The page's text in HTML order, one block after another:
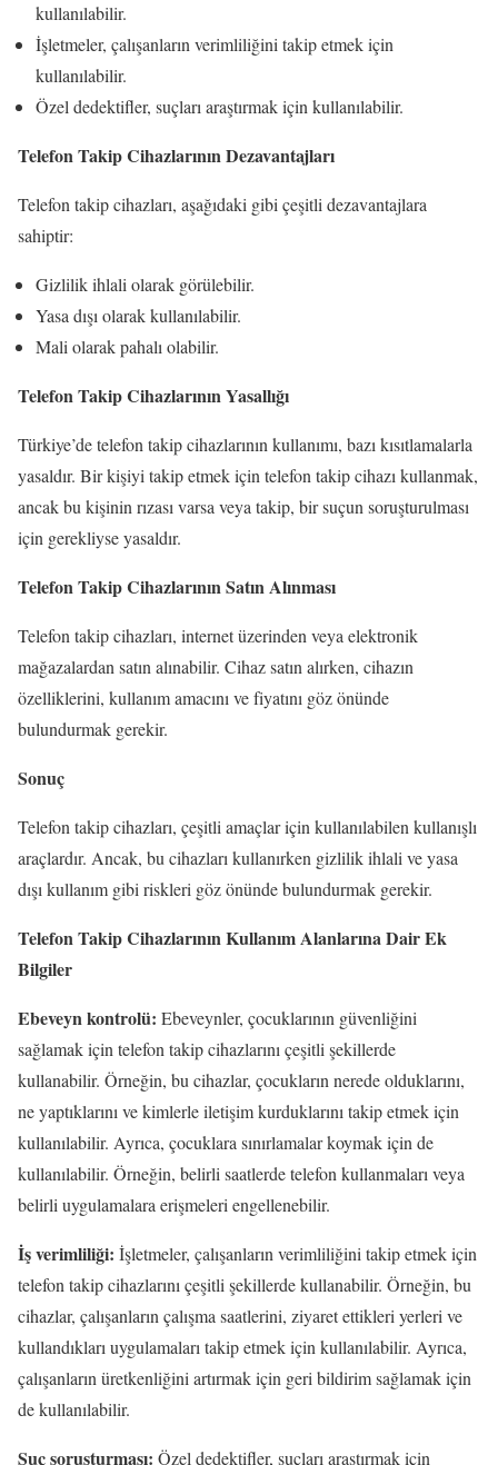
kullanılabilir.
İşletmeler, çalışanların verimliliğini takip etmek için
kullanılabilir.
Özel dedektifler, suçları araştırmak için kullanılabilir.
Telefon Takip Cihazlarının Dezavantajları
Telefon takip cihazları, aşağıdaki gibi çeşitli dezavantajlara
sahiptir:
Gizlilik ihlali olarak görülebilir.
Yasa dışı olarak kullanılabilir.
Mali olarak pahalı olabilir.
Telefon Takip Cihazlarının Yasallığı
Türkiye’de telefon takip cihazlarının kullanımı, bazı kısıtlamalarla
yasaldır. Bir kişiyi takip etmek için telefon takip cihazı kullanmak,
ancak bu kişinin rızası varsa veya takip, bir suçun soruşturulması
için gerekliyse yasaldır.
Telefon Takip Cihazlarının Satın Alınması
Telefon takip cihazları, internet üzerinden veya elektronik
mağazalardan satın alınabilir. Cihaz satın alırken, cihazın
özelliklerini, kullanım amacını ve fiyatını göz önünde
bulundurmak gerekir.
Sonuç
Telefon takip cihazları, çeşitli amaçlar için kullanılabilen kullanışlı
araçlardır. Ancak, bu cihazları kullanırken gizlilik ihlali ve yasa
dışı kullanım gibi riskleri göz önünde bulundurmak gerekir.
Telefon Takip Cihazlarının Kullanım Alanlarına Dair Ek
Bilgiler
Ebeveyn kontrolü: Ebeveynler, çocuklarının güvenliğini
sağlamak için telefon takip cihazlarını çeşitli şekillerde
kullanabilir. Örneğin, bu cihazlar, çocukların nerede olduklarını,
ne yaptıklarını ve kimlerle iletişim kurduklarını takip etmek için
kullanılabilir. Ayrıca, çocuklara sınırlamalar koymak için de
kullanılabilir. Örneğin, belirli saatlerde telefon kullanmaları veya
belirli uygulamalara erişmeleri engellenebilir.
İş verimliliği: İşletmeler, çalışanların verimliliğini takip etmek için
telefon takip cihazlarını çeşitli şekillerde kullanabilir. Örneğin, bu
cihazlar, çalışanların çalışma saatlerini, ziyaret ettikleri yerleri ve
kullandıkları uygulamaları takip etmek için kullanılabilir. Ayrıca,
çalışanların üretkenliğini artırmak için geri bildirim sağlamak için
de kullanılabilir.
Suç soruşturması: Özel dedektifler, suçları araştırmak için